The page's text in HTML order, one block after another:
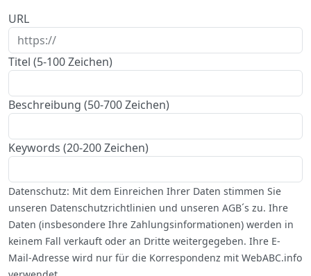
URL
Titel (5-100 Zeichen)
Beschreibung (50-700 Zeichen)
Keywords (20-200 Zeichen)
Datenschutz: Mit dem Einreichen Ihrer Daten stimmen Sie
unseren Datenschutzrichtlinien und unseren AGB´s zu. Ihre
Daten (insbesondere Ihre Zahlungsinformationen) werden in
keinem Fall verkauft oder an Dritte weitergegeben. Ihre E-
Mail-Adresse wird nur für die Korrespondenz mit WebABC.info